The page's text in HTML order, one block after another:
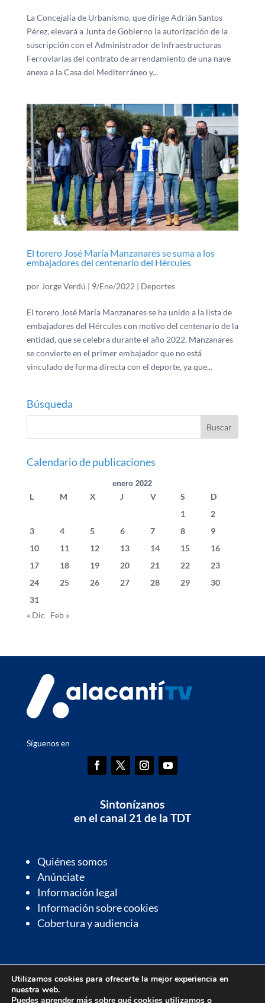
La Concejalía de Urbanismo, que dirige Adrián Santos
Pérez, elevará a Junta de Gobierno la autorización de la
suscripción con el Administrador de Infraestructuras
Ferroviarias del contrato de arrendamiento de una nave
anexa a la Casa del Mediterráneo y...
El torero José María Manzanares se suma a los
embajadores del centenario del Hércules
por Jorge Verdú | 9/Ene/2022 | Deportes
El torero José María Manzanares se ha unido a la lista de
embajadores del Hércules con motivo del centenario de la
entidad, que se celebra durante el año 2022. Manzanares
se convierte en el primer embajador que no está
vinculado de forma directa con el deporte, ya que...
Búsqueda
Calendario de publicaciones
enero 2022
L M X J V S
D
1
2
3
4 5 6 7 8
9
10
11 12 13 14 15
16
17
18 19 20 21 22
23
24
25 26 27 28 29
30
31
« Dic
Feb »
Síguenos en
Sintonízanos
en el canal 21 de la TDT
Quiénes somos
Anúnciate
Información legal
Información sobre cookies
Cobertura y audiencia
Información de interés
Contactos de interés
Farmacias de guardia
Utilizamos cookies para ofrecerte la mejor experiencia en
nuestra web.
Puedes aprender más sobre qué cookies utilizamos o